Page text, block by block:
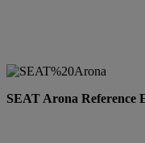
SEAT Arona Reference